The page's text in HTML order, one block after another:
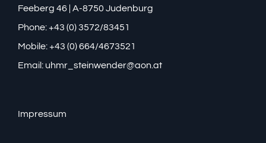
Feeberg 46 | A-8750 Judenburg
Phone: +43 (0) 3572/83451
Mobile: +43 (0) 664/4673521
Email: uhmr_steinwender@aon.at
Impressum